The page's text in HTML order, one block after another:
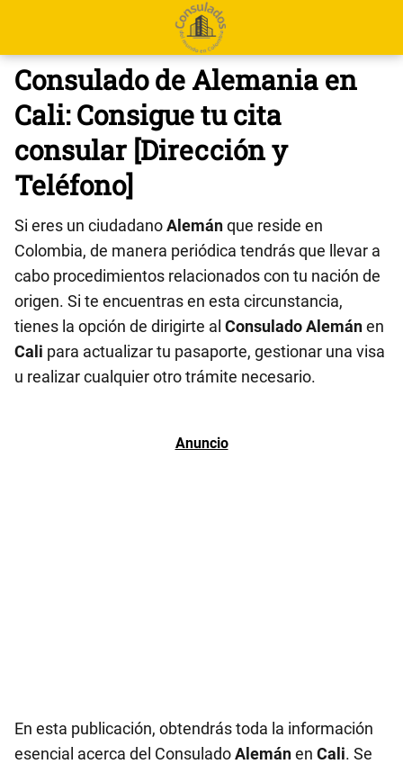
Consulado de Alemania en
Cali: Consigue tu cita
consular [Dirección y
Teléfono]
Si eres un ciudadanoAlemánque reside en
Colombia, de manera periódica tendrás que llevar a
cabo procedimientos relacionados con tu nación de
origen. Si te encuentras en esta circunstancia,
tienes la opción de dirigirte al Consulado Alemánen
Cali para actualizar tu pasaporte, gestionar una visa
u realizar cualquier otro trámite necesario.
En esta publicación, obtendrás toda la información
esencial acerca del ConsuladoAlemánen Cali. Se